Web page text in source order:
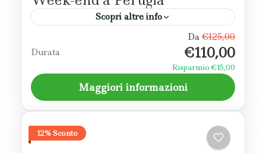
Scopri altre info
Un weekend per scoprire Perugia e il suo
comprensorio, con il borgo di Corciano
inserito nei borghi più belli d'Italia.
Perugia
Durata
Da €125,00
€110,00
Risparmio €15,00
Maggiori informazioni
12% Sconto